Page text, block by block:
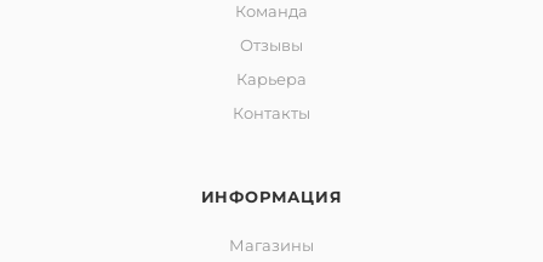
Команда
Отзывы
Карьера
Контакты
ИНФОРМАЦИЯ
Магазины